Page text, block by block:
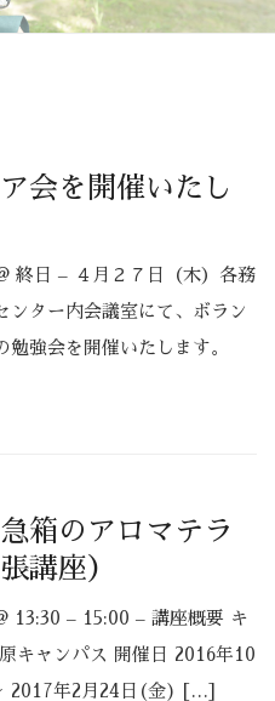
会を開催いたし
終日 – ４月２７日（木）各務
ンター内会議室にて、ボラン
勉強会を開催いたします。
箱のアロマテラ
講座）
13:30 – 15:00 – 講座概要 キ
キャンパス 開催日 2016年10
2017年2月24日(金) […]